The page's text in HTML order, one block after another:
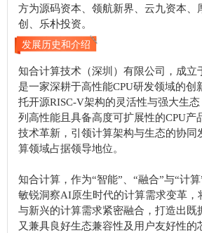
方为源码资本、领航新界、云九资本、
创、乐朴投资。
发展历史和介绍
知合计算技术（深圳）有限公司，成立
是一家深耕于高性能CPU研发领域的创
托开源RISC-V架构的灵活性与强大生
列高性能且具备高度可扩展性的CPU产
技术革新，引领计算架构与生态的协同
算领域占据领导地位。
知合计算，作为“智能”、“融合”与“计
敏锐洞察AI原生时代的计算需求变革，
与新兴的计算需求紧密融合，打造出既
又兼具良好生态兼容性及用户友好性的